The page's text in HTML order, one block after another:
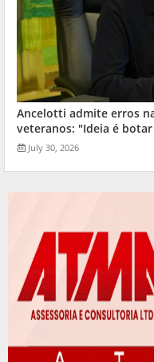
Ancelotti admite erros
veteranos: "Ideia é
July 30, 2026